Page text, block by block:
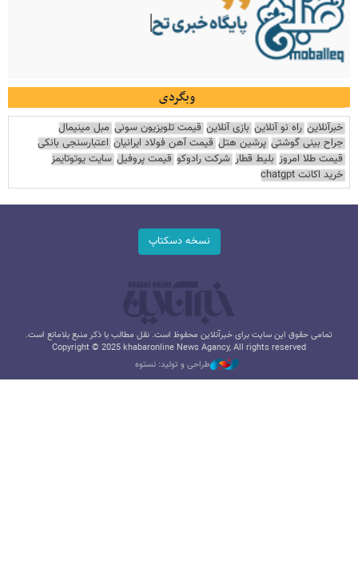
وبگردی
خبرآنلاین راه نو آنلاین بازی آنلاین قیمت تلویزیون سونی مبل مینیمال
جراح بینی گوشتی پرشین هتل قیمت آهن فولاد ایرانیان اعتبارسنجی بانکی
قیمت طلا امروز بلیط قطار شرکت رادوکو قیمت پروفیل سایت یوتوتایمز
خرید اکانت chatgpt
نسخه دسکتاپ
تمامی حقوق این سایت برای خبرآنلاین محفوظ است. نقل مطالب با ذکر منبع بلامانع است.
Copyright © 2025 khabaronline News Agancy, All rights reserved
طراحی و تولید: نستوه